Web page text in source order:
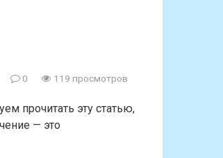
0 119 просмотров
прочитать эту статью,
— это